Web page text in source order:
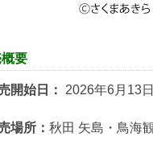
要
開始日： 2026年6月13
場所： 秋田 矢島・鳥海